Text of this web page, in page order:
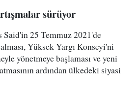
sürüyor
Said'in 25 Temmuz 2021'de
Yüksek Yargı Konseyi'ni
yönetmeye başlaması ve yeni
ardından ülkedeki siyasi